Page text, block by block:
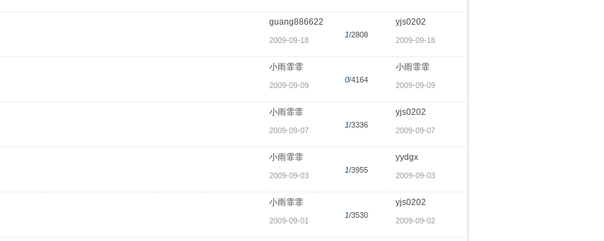
guang886622
2009-09-18
1/2808
yjs0202
2009-09-18
小雨霏霏
2009-09-09
0/4164
小雨霏霏
2009-09-09
小雨霏霏
2009-09-07
1/3336
yjs0202
2009-09-07
小雨霏霏
2009-09-03
1/3955
yydgx
2009-09-03
小雨霏霏
2009-09-01
1/3530
yjs0202
2009-09-02